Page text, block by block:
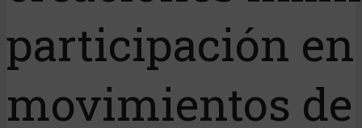
participación en
movimientos de